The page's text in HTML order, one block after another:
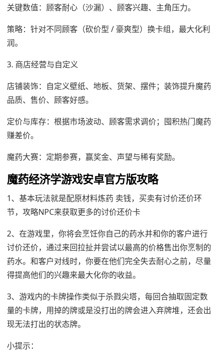
关键数值：顾客耐心（沙漏）、顾客兴趣、主角压力。
策略：针对不同顾客（砍价型 / 豪爽型）换卡组，最大化利
润。
3. 商店经营与自定义
店铺装饰：自定义壁纸、地板、货架、摆件；装饰提升魔药
品质、售价、顾客好感。
定价与库存：根据市场波动、顾客需求调价；囤积热门魔药
赚差价。
魔药大赛：定期参赛，赢奖金、声望与稀有奖励。
魔药经济学游戏安卓官方版攻略
1、基本玩法就是配原材料炼药 卖钱，买卖有讨价还价环
节，攻略NPC来获取更多的讨价还价卡
2、在游戏里，你将会烹饪你自己的药水并和你的客户进行
讨价还价，通过来回拉扯并尝试以最高的价格售出你烹制的
药水。和客户对线时，你要在他们完全失去耐心之前，尽量
得提高他们的兴趣来最大化你的收益。
3、游戏内的卡牌操作类似于杀戮尖塔，每回合抽取固定数
量的卡牌，用掉的牌或是没打出的牌会进入弃牌堆，还会出
现无法打出的状态牌。
小提示：